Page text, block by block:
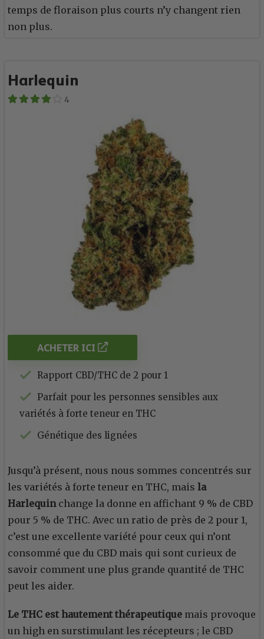
temps de floraison plus courts n’y changent rien
non plus.
Harlequin
4
ACHETER ICI
Rapport CBD/THC de 2 pour 1
Parfait pour les personnes sensibles aux
variétés à forte teneur en THC
Génétique des lignées
Jusqu’à présent, nous nous sommes concentrés sur
les variétés à forte teneur en THC, mais la
Harlequin change la donne en affichant 9 % de CBD
pour 5 % de THC. Avec un ratio de près de 2 pour 1,
c’est une excellente variété pour ceux qui n’ont
consommé que du CBD mais qui sont curieux de
savoir comment une plus grande quantité de THC
peut les aider.
Le THC est hautement thérapeutique mais provoque
un high en surstimulant les récepteurs ; le CBD